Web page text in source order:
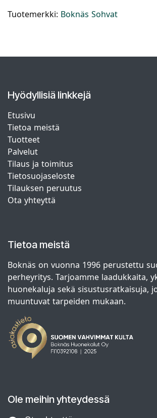
Tuotemerkki: Boknäs Sohvat
Hyödyllisiä linkkejä
Etusivu
Tietoa meistä
Tuotteet
Palvelut
Tilaus ja toimitus
Tietosuojaseloste
Tilauksen peruutus
Ota yhteyttä
Tietoa meistä
Boknäs on vuonna 1996 perustettu
perheyritys. Tarjoamme laadukkaita,
huonekaluja sekä sisustusratkaisuja,
muuntuvat tarpeiden mukaan.
Ole meihin yhteydessä